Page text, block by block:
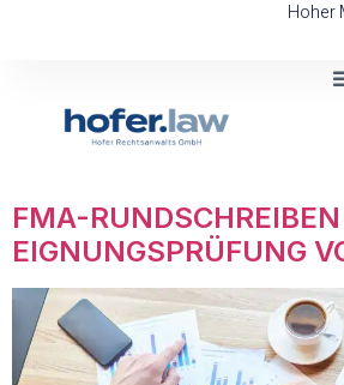
Hoher
FMA-
EIGNUNGSPRÜFUNG